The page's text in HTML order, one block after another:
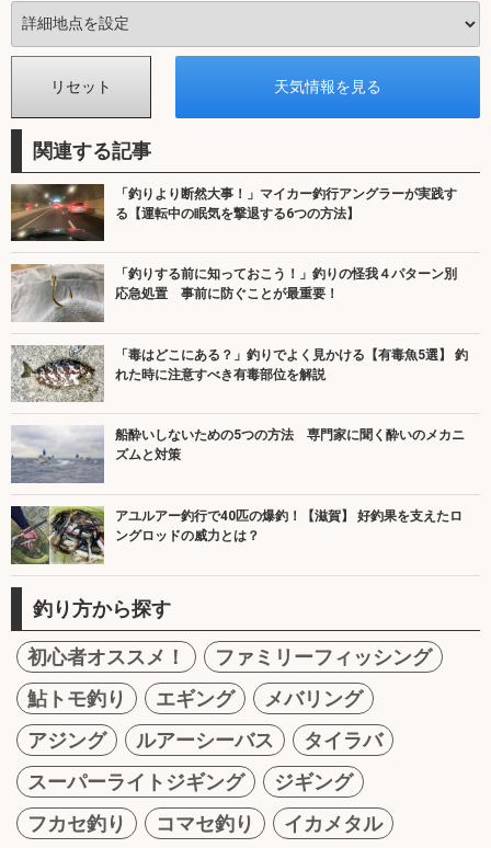
関連する記事
「釣りより断然大事！」マイカー釣行アングラーが実践す
る【運転中の眠気を撃退する6つの方法】
「釣りする前に知っておこう！」釣りの怪我４パターン別
応急処置 事前に防ぐことが最重要！
「毒はどこにある？」釣りでよく見かける【有毒魚5選】 釣
れた時に注意すべき有毒部位を解説
船酔いしないための5つの方法 専門家に聞く酔いのメカニ
ズムと対策
アユルアー釣行で40匹の爆釣！【滋賀】 好釣果を支えたロ
ングロッドの威力とは？
釣り方から探す
初心者オススメ！
ファミリーフィッシング
鮎トモ釣り
エギング
メバリング
アジング
ルアーシーバス
タイラバ
スーパーライトジギング
ジギング
フカセ釣り
コマセ釣り
イカメタル